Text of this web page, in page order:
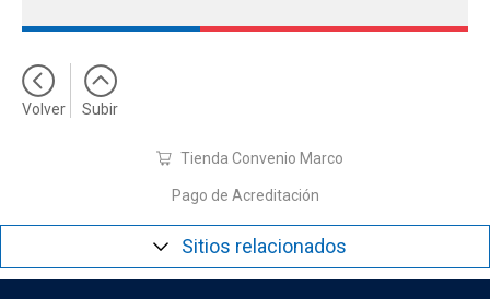
Volver Subir
Tienda Convenio Marco
Pago de Acreditación
Sitios relacionados